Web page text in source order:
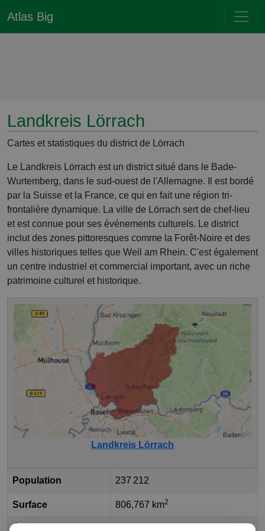
Atlas Big
Landkreis Lörrach
Cartes et statistiques du district de Lörrach
Le Landkreis Lörrach est un district situé dans le Bade-
Wurtemberg, dans le sud-ouest de l'Allemagne. Il est bordé
par la Suisse et la France, ce qui en fait une région tri-
frontalière dynamique. La ville de Lörrach sert de chef-lieu
et est connue pour ses événements culturels. Le district
inclut des zones pittoresques comme la Forêt-Noire et des
villes historiques telles que Weil am Rhein. C'est également
un centre industriel et commercial important, avec un riche
patrimoine culturel et historique.
Landkreis Lörrach
Population 237 212
Surface 806,767 km2